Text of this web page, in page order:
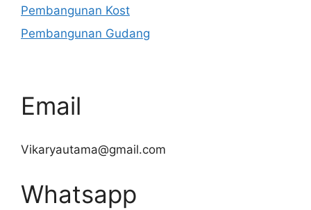
Pembangunan Kost
Pembangunan Gudang
Email
Vikaryautama@gmail.com
Whatsapp